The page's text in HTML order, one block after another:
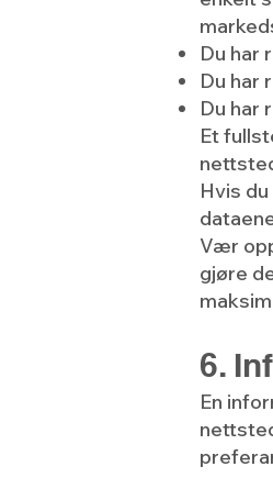
Du har
Du har
Du har
Et
Hvis
Vær
gjøre
6.
En